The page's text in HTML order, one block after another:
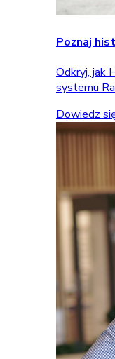
Poznaj
Odkryj, jak
systemu
Dowiedz